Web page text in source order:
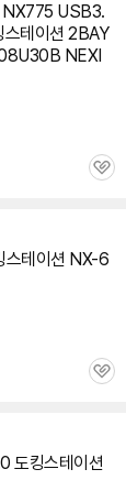
NX775 USB3.
테이션 2BAY
NEXI
관
스테이션 NX-6
관
도킹스테이션